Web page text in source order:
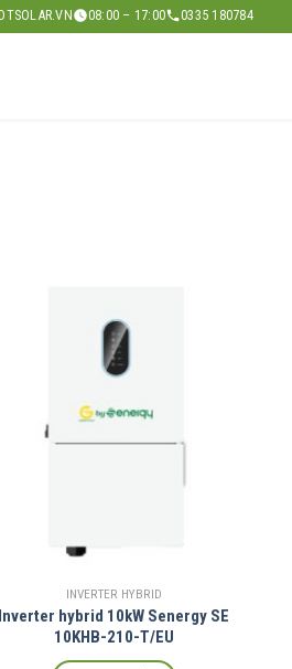
08:00 – 17:00 0335 180784
INVERTER HYBRID
Inverter hybrid 10kW Senergy SE
10KHB-210-T/EU